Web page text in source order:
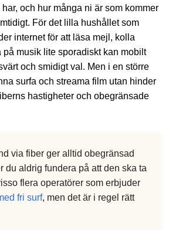
och hur många ni är som kommer
För det lilla hushållet som
internet för att läsa mejl, kolla
på musik lite sporadiskt kan mobilt
och smidigt val. Men i en större
surfa och streama film utan hinder
hastigheter och obegränsade
via fiber ger alltid obegränsad
du aldrig fundera på att den ska ta
flera operatörer som erbjuder
fri surf, men det är i regel rätt